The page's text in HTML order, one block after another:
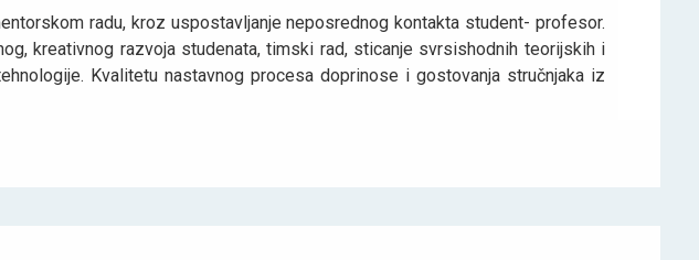
radu, kroz uspostavljanje neposrednog kontakta student- profesor.
kreativnog razvoja studenata, timski rad, sticanje svrsishodnih teorijskih i
Kvalitetu nastavnog procesa doprinose i gostovanja stručnjaka iz